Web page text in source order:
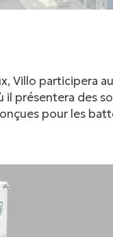
Villo participera
il présentera des
pour les